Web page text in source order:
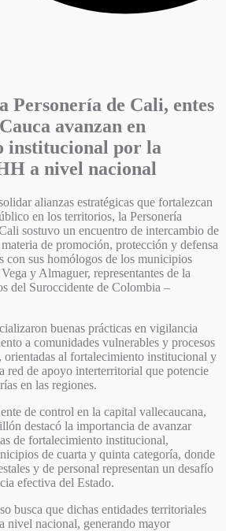
Personería de Cali, entes
avanzan en
institucional por la
a nivel nacional
alianzas estratégicas que fortalezcan
en los territorios, la Personería
sostuvo un encuentro de intercambio de
de promoción, protección y defensa
con sus homólogos de los municipios
y Almaguer, representantes de la
del Suroccidente de Colombia –
buenas prácticas en vigilancia
a comunidades vulnerables y procesos
orientadas al fortalecimiento institucional y
red de apoyo interterritorial que potencie
en las regiones.
de control en la capital vallecaucana,
destacó la importancia de avanzar
de fortalecimiento institucional,
de cuarta y quinta categoría, donde
y de personal representan un desafío
efectiva del Estado.
busca que dichas entidades territoriales
nivel nacional, generando mayor